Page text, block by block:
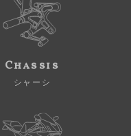
Chassis
シャーシ